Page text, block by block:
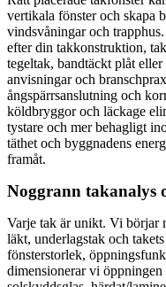
vertikala fönster och skapa
vindsvåningar och
efter din takkonstruktion,
tegeltak, bandtäckt plåt
anvisningar och
ångspärrsanslutning och
köldbryggor och läckage
tystare och mer behagligt
täthet och byggnadens
framåt.
Noggrann takanalys
Varje tak är unikt. Vi börjar
läkt, underlagstak och
fönsterstorlek,
dimensionerar vi